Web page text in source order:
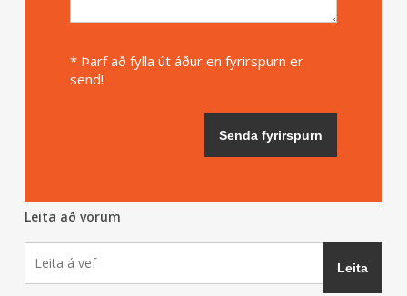
* Þarf að fylla út áður en fyrirspurn er
send!
Leita að vörum